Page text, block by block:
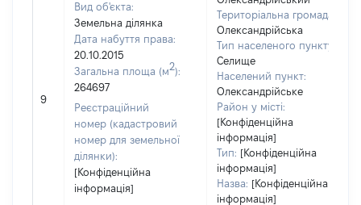
9
Вид об'єкта:
Земельна ділянка
Дата набуття права:
20.10.2015
Загальна площа (м2):
264697
Реєстраційний
номер (кадастровий
номер для земельної
ділянки):
[Конфіденційна
інформація]
Територіальна громада:
Олександрійська
Тип населеного пункту:
Селище
Населений пункт:
Олександрійське
Район у місті:
[Конфіденційна
інформація]
Тип: [Конфіденційна
інформація]
Назва: [Конфіденційна
інформація]